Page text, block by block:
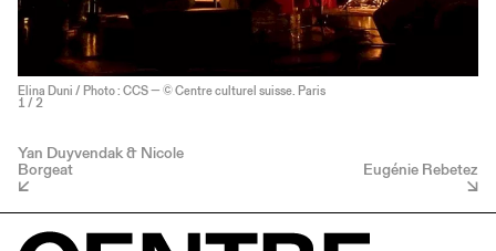
Elina Duni / Photo : CCS — © Centre culturel suisse. Paris
1 / 2
Yan Duyvendak & Nicole
Borgeat Eugénie Rebetez